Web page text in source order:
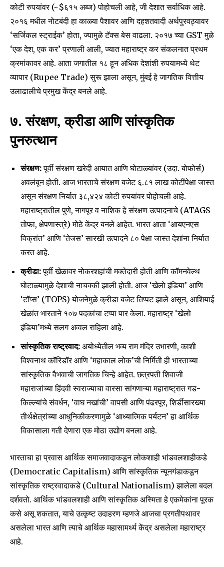
कोटी रुपयांवर (~$६१५ अब्ज) पोहोचली आहे, जी देशात सर्वाधिक आहे.
२०१६ मधील नोटबंदी हा काळ्या पैशावर आणि दहशतवादी अर्थपुरवठ्यावर
‘सर्जिकल स्ट्राईक’ होता, ज्यामुळे टॅक्स बेस वाढला. २०१७ च्या GST मुळे
‘एक देश, एक कर’ प्रणाली आली, ज्यात महाराष्ट्र कर संकलनात प्रथम
क्रमांकावर आहे. आता जगातील १८ हून अधिक देशांशी रुपयामध्ये थेट
व्यापार (Rupee Trade) सुरू झाला असून, मुंबई हे जागतिक वित्तीय
उलाढालीचे प्रमुख केंद्र बनले आहे.
७. संरक्षण, क्रीडा आणि सांस्कृतिक
पुनरुत्थान
संरक्षण:पूर्वी संरक्षण खरेदी आयात आणि घोटाळ्यांवर (उदा. बोफोर्स)
अवलंबून होती. आज भारताचे संरक्षण बजेट ६.८१ लाख कोटींपेक्षा जास्त
असून संरक्षण निर्यात ३८,४२४ कोटी रुपयांवर पोहोचली आहे.
महाराष्ट्रातील पुणे, नागपूर व नाशिक हे संरक्षण उत्पादनाचे (ATAGS
तोफा, क्षेपणास्त्रे) मोठे केंद्र बनले आहेत. भारत आता ‘आयएनएस
विक्रांत’ आणि ‘तेजस’ सारखी उत्पादने ८० पेक्षा जास्त देशांना निर्यात
करत आहे.
क्रीडा:पूर्वी खेळावर नोकरशहांची मक्तेदारी होती आणि कॉमनवेल्थ
घोटाळ्यामुळे देशाची नाचक्की झाली होती. आज ‘खेलो इंडिया’ आणि
‘टॉप्स’ (TOPS) योजनेमुळे क्रीडा बजेट तिप्पट झाले असून, आशियाई
खेळांत भारताने १०७ पदकांचा टप्पा पार केला. महाराष्ट्र ‘खेलो
इंडिया’मध्ये सलग अव्वल राहिला आहे.
सांस्कृतिक राष्ट्रवाद: अयोध्येतील भव्य राम मंदिर उभारणी, काशी
विश्वनाथ कॉरिडॉर आणि ‘महाकाल लोक’ची निर्मिती ही भारताच्या
सांस्कृतिक वैभवाची जागतिक चिन्हे आहेत. छत्रपती शिवाजी
महाराजांच्या हिंदवी स्वराज्याचा वारसा सांगणाऱ्या महाराष्ट्रात गड-
किल्ल्यांचे संवर्धन, ‘वाघ नखांची’ वापसी आणि पंढरपूर, शिर्डीसारख्या
तीर्थक्षेत्रांच्या आधुनिकीकरणामुळे ‘आध्यात्मिक पर्यटन’ हा आर्थिक
विकासाला गती देणारा एक मोठा उद्योग बनला आहे.
भारताचा हा प्रवास आर्थिक समाजवादाकडून लोकशाही भांडवलशाहीकडे
(Democratic Capitalism) आणि सांस्कृतिक न्यूनगंडाकडून
सांस्कृतिक राष्ट्रवादाकडे (Cultural Nationalism) झालेला बदल
दर्शवतो. आर्थिक भांडवलशाही आणि सांस्कृतिक अस्मिता हे एकमेकांना पूरक
कसे असू शकतात, याचे उत्कृष्ट उदाहरण म्हणजे आजचा प्रगतीपथावर
असलेला भारत आणि त्याचे आर्थिक महासामर्थ्य केंद्र असलेला महाराष्ट्र
आहे.